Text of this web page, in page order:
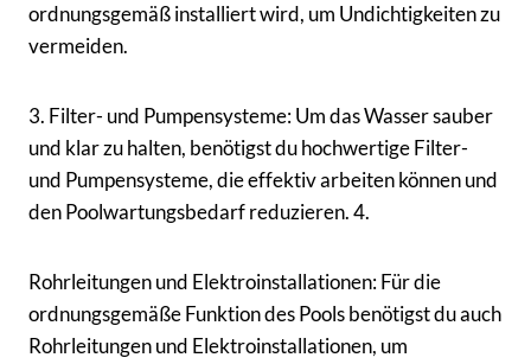
ordnungsgemäß installiert wird, um Undichtigkeiten zu
vermeiden.
3. Filter- und Pumpensysteme: Um das Wasser sauber
und klar zu halten, benötigst du hochwertige Filter-
und Pumpensysteme, die effektiv arbeiten können und
den Poolwartungsbedarf reduzieren. 4.
Rohrleitungen und Elektroinstallationen: Für die
ordnungsgemäße Funktion des Pools benötigst du auch
Rohrleitungen und Elektroinstallationen, um